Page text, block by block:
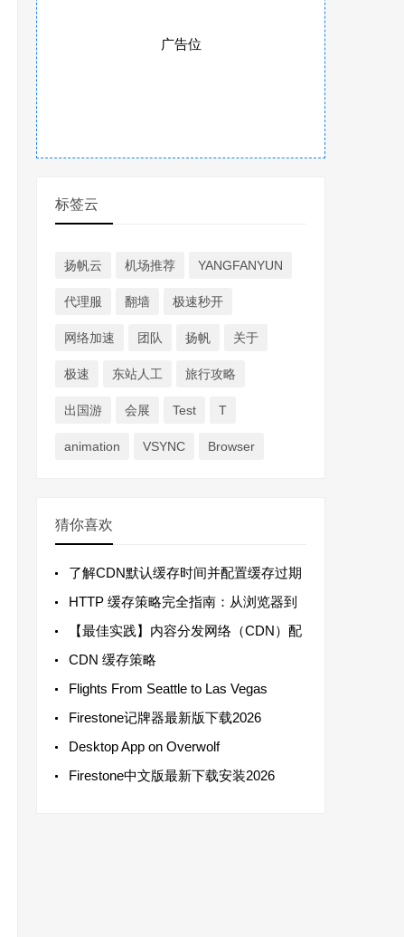
广告位
标签云
扬帆云 机场推荐 YANGFANYUN
代理服 翻墙 极速秒开
网络加速 团队 扬帆 关于
极速 东站人工 旅行攻略
出国游 会展 Test T
animation VSYNC Browser
猜你喜欢
了解CDN默认缓存时间并配置缓存过期
HTTP 缓存策略完全指南：从浏览器到
【最佳实践】内容分发网络（CDN）配
CDN 缓存策略
Flights From Seattle to Las Vegas
Firestone记牌器最新版下载2026
Desktop App on Overwolf
Firestone中文版最新下载安装2026